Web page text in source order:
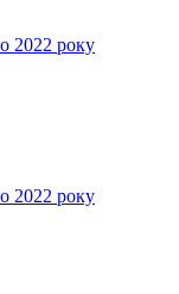
2022 року
2022 року